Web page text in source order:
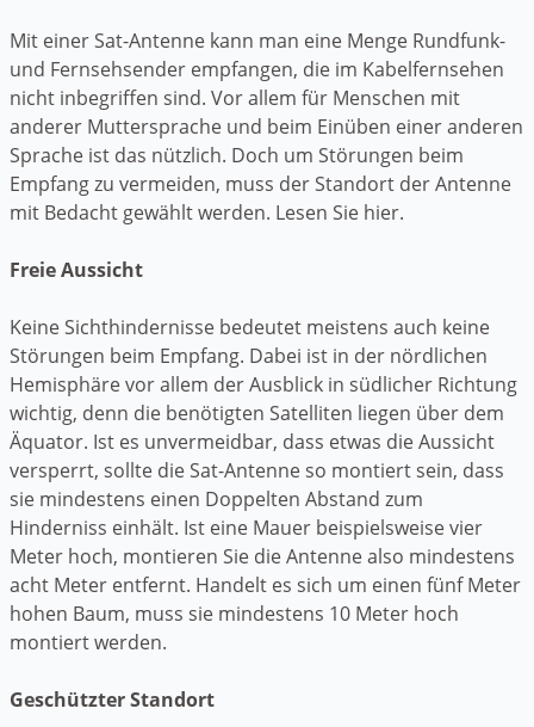
Mit einer Sat-Antenne kann man eine Menge Rundfunk-
und Fernsehsender empfangen, die im Kabelfernsehen
nicht inbegriffen sind. Vor allem für Menschen mit
anderer Muttersprache und beim Einüben einer anderen
Sprache ist das nützlich. Doch um Störungen beim
Empfang zu vermeiden, muss der Standort der Antenne
mit Bedacht gewählt werden. Lesen Sie hier.
Freie Aussicht
Keine Sichthindernisse bedeutet meistens auch keine
Störungen beim Empfang. Dabei ist in der nördlichen
Hemisphäre vor allem der Ausblick in südlicher Richtung
wichtig, denn die benötigten Satelliten liegen über dem
Äquator. Ist es unvermeidbar, dass etwas die Aussicht
versperrt, sollte die Sat-Antenne so montiert sein, dass
sie mindestens einen Doppelten Abstand zum
Hinderniss einhält. Ist eine Mauer beispielsweise vier
Meter hoch, montieren Sie die Antenne also mindestens
acht Meter entfernt. Handelt es sich um einen fünf Meter
hohen Baum, muss sie mindestens 10 Meter hoch
montiert werden.
Geschützter Standort